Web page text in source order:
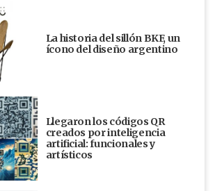
La historia del sillón BKF, un
ícono del diseño argentino
Llegaron los códigos QR
creados por inteligencia
artificial: funcionales y
artísticos